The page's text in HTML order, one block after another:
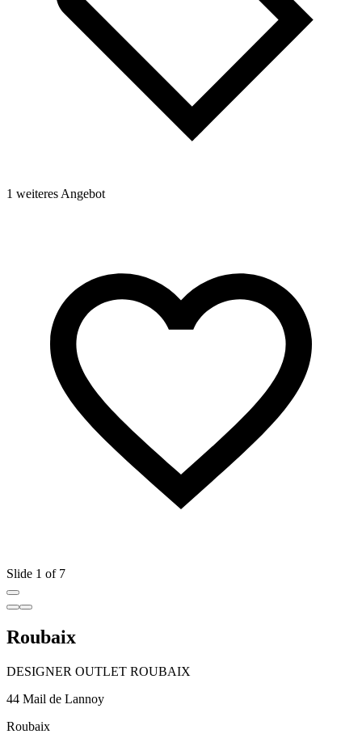
1 weiteres Angebot
Slide 1 of 7
Roubaix
DESIGNER OUTLET ROUBAIX
44 Mail de Lannoy
Roubaix